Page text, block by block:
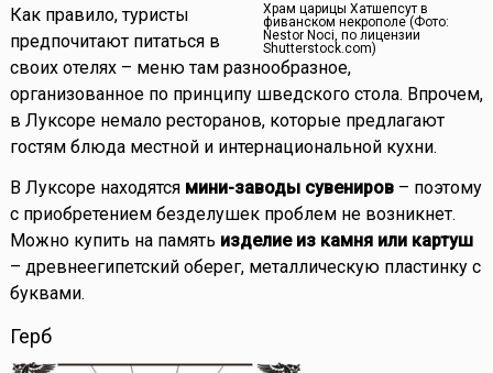
Храм царицы Хатшепсут в
фиванском некрополе (Фото:
Nestor Noci, по лицензии
Shutterstock.com)
Как правило, туристы
предпочитают питаться в
своих отелях – меню там разнообразное,
организованное по принципу шведского стола. Впрочем,
в Луксоре немало ресторанов, которые предлагают
гостям блюда местной и интернациональной кухни.
В Луксоре находятся мини-заводы сувениров– поэтому
с приобретением безделушек проблем не возникнет.
Можно купить на память изделие из камня или картуш
– древнеегипетский оберег, металлическую пластинку с
буквами.
Герб